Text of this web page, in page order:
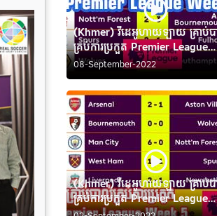
(Khmer) វីដេអូហាយឡាយ គ្រាប់
គ្រប់ការប្រកួត Premier League
Week 6
08-September-2022
(Khmer) វីដេអូហាយឡាយ គ្រាប់
គ្រប់ការប្រកួត Premier League